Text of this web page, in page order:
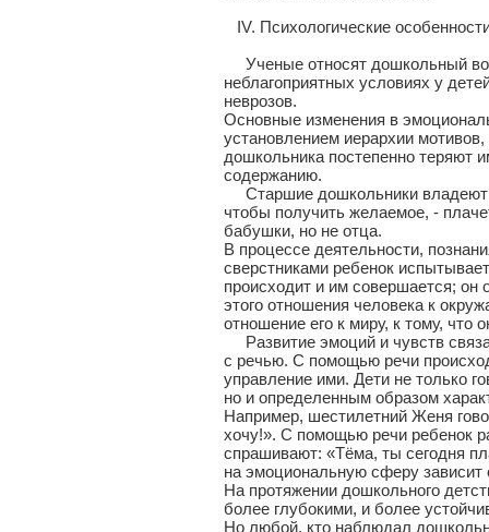
IV. Психологические
Ученые относят дошкольный
неблагоприятных условиях у
неврозов.
Основные изменения в
установлением иерархии
дошкольника постепенно теряют
содержанию.
Старшие дошкольники владеют
чтобы получить желаемое, -
бабушки, но не отца.
В процессе деятельности,
сверстниками ребенок
происходит и им совершается; он
этого отношения человека к
отношение его к миру, к тому, что
Развитие эмоций и чувств
с речью. С помощью речи
управление ими. Дети не только
но и определенным образом
Например, шестилетний Женя
хочу!». С помощью речи ребенок
спрашивают: «Тёма, ты сегодня
на эмоциональную сферу зависит
На протяжении дошкольного
более глубокими, и более
Но любой, кто наблюдал